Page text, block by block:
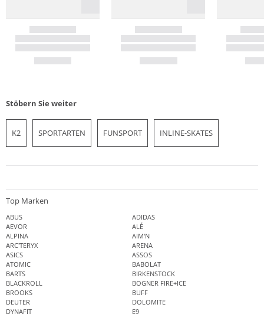
Stöbern Sie weiter
K2 SPORTARTEN FUNSPORT INLINE-SKATES
Top Marken
ABUS
ADIDAS
AEVOR
ALÉ
ALPINA
AIM'N
ARC'TERYX
ARENA
ASICS
ASSOS
ATOMIC
BABOLAT
BARTS
BIRKENSTOCK
BLACKROLL
BOGNER FIRE+ICE
BROOKS
BUFF
DEUTER
DOLOMITE
DYNAFIT
E9